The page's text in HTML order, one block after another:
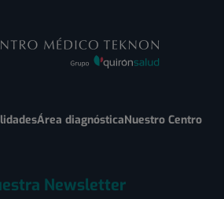
Área diagnósticaNuestro Centro
Newsletter